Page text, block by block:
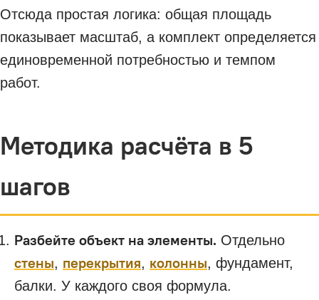
Отсюда простая логика: общая площадь
показывает масштаб, а комплект определяется
единовременной потребностью и темпом
работ.
Методика расчёта в 5
шагов
Разбейте объект на элементы. Отдельно
стены, перекрытия, колонны, фундамент,
балки. У каждого своя формула.